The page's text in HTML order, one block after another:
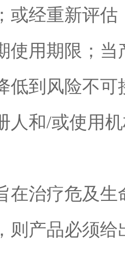
或经重新评
使用期限；
低到风险不
人和/或使用
在治疗危及
则产品必须